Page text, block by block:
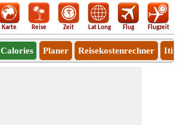
Karte Reise Zeit Lat Long Flug Flugzeit
Calories Planer Reisekostenrechner